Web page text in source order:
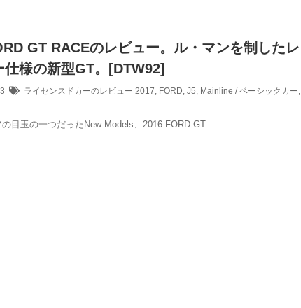
GT RACEのレビュー。ル・マンを制したレ
仕様の新型GT。[DTW92]
ライセンスドカーのレビュー 2017, FORD, J5, Mainline / ベーシックカー,
の目玉の一つだったNew Models、2016 FORD GT …